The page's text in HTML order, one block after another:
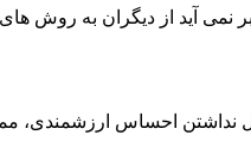
نمی آید از دیگران به روش
نداشتن احساس ارزشمندی،